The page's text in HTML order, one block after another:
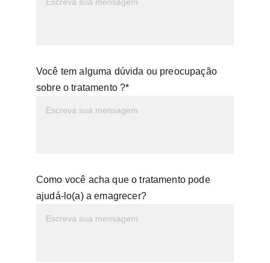
Você tem alguma dúvida ou preocupação
sobre o tratamento ?*
Como você acha que o tratamento pode
ajudá-lo(a) a emagrecer?